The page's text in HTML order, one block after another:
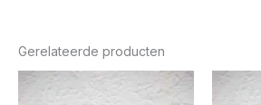
Gerelateerde producten